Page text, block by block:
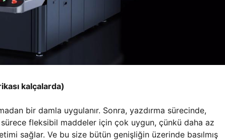
kalçalarda)
bir damla uygulanır. Sonra, yazdırma sürecinde,
fleksibil maddeler için çok uygun, çünkü daha az
sağlar. Ve bu size bütün genişliğin üzerinde basılmış